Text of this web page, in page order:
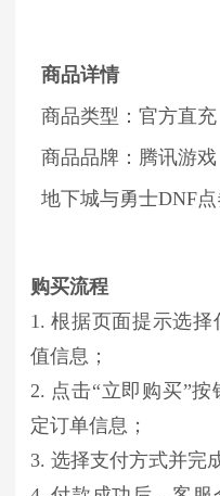
商品详情
商品类型：官方直充
商品品牌：腾讯游戏
地下城与勇士DNF
购买流程
1. 根据页面提示选
值信息；
2. 点击“立即购买”
定订单信息；
3. 选择支付方式并完